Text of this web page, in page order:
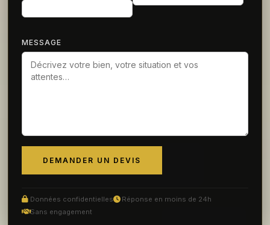
MESSAGE
DEMANDER UN DEVIS
Données confidentielles
Réponse en moins de 24h
Sans engagement